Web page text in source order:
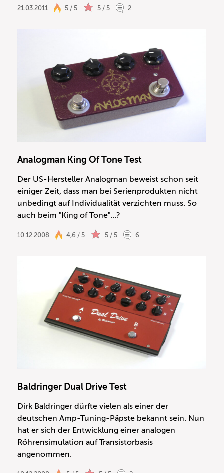
21.03.2011 5 / 5 5 / 5 2
Analogman King Of Tone Test
Der US-Hersteller Analogman beweist schon seit
einiger Zeit, dass man bei Serienprodukten nicht
unbedingt auf Individualität verzichten muss. So
auch beim "King of Tone"...?
10.12.2008 4,6 / 5 5 / 5 6
Baldringer Dual Drive Test
Dirk Baldringer dürfte vielen als einer der
deutschen Amp-Tuning-Päpste bekannt sein. Nun
hat er sich der Entwicklung einer analogen
Röhrensimulation auf Transistorbasis
angenommen.